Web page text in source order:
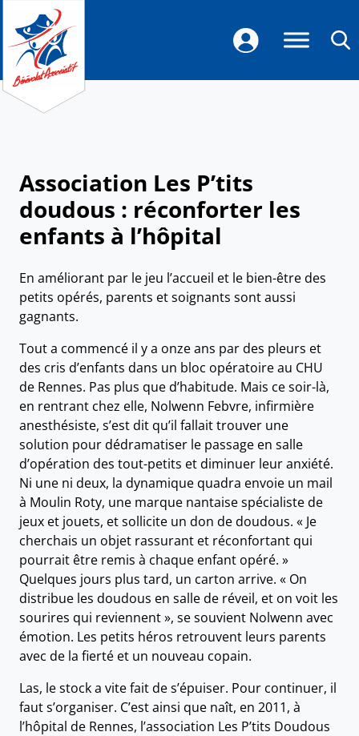
Association Les P’tits
doudous : réconforter les
enfants à l’hôpital
En améliorant par le jeu l’accueil et le bien-être des
petits opérés, parents et soignants sont aussi
gagnants.
Tout a commencé il y a onze ans par des pleurs et
des cris d’enfants dans un bloc opératoire au CHU
de Rennes. Pas plus que d’habitude. Mais ce soir-là,
en rentrant chez elle, Nolwenn Febvre, infirmière
anesthésiste, s’est dit qu’il fallait trouver une
solution pour dédramatiser le passage en salle
d’opération des tout-petits et diminuer leur anxiété.
Ni une ni deux, la dynamique quadra envoie un mail
à Moulin Roty, une marque nantaise spécialiste de
jeux et jouets, et sollicite un don de doudous. « Je
cherchais un objet rassurant et réconfortant qui
pourrait être remis à chaque enfant opéré. »
Quelques jours plus tard, un carton arrive. « On
distribue les doudous en salle de réveil, et on voit les
sourires qui reviennent », se souvient Nolwenn avec
émotion. Les petits héros retrouvent leurs parents
avec de la fierté et un nouveau copain.
Las, le stock a vite fait de s’épuiser. Pour continuer, il
faut s’organiser. C’est ainsi que naît, en 2011, à
l’hôpital de Rennes, l’association Les P’tits Doudous